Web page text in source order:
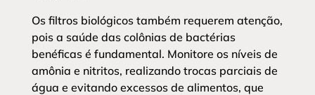
Os filtros biológicos também requerem atenção,
pois a saúde das colônias de bactérias
benéficas é fundamental. Monitore os níveis de
amônia e nitritos, realizando trocas parciais de
água e evitando excessos de alimentos, que